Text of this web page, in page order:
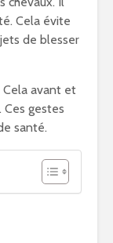
Cela évite
de blesser
avant et
Ces gestes
santé.